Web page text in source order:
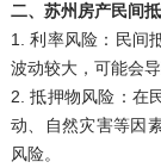
二、苏州房产民间
1. 利率风险：民间
波动较大，可能会
2. 抵押物风险：在
动、自然灾害等因
风险。